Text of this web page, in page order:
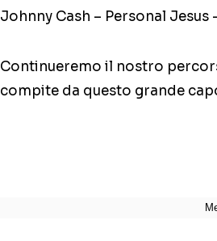
Johnny Cash – Personal Jesus
Continueremo il nostro
compite da questo grande